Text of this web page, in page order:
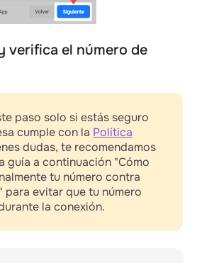
verifica el número de
paso solo si estás seguro
cumple con la Política
dudas, te recomendamos
guía a continuación "Cómo
tu número contra
para evitar que tu número
la conexión.